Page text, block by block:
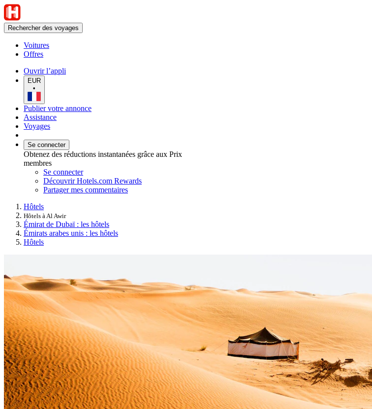
Rechercher des voyages
Voitures
Offres
Ouvrir l’appli
EUR
•
Publier votre annonce
Assistance
Voyages
Se connecter
Obtenez des réductions instantanées grâce aux Prix
membres
Se connecter
Découvrir Hotels.com Rewards
Partager mes commentaires
Hôtels
Hôtels à Al Awir
Émirat de Dubaï : les hôtels
Émirats arabes unis : les hôtels
Hôtels